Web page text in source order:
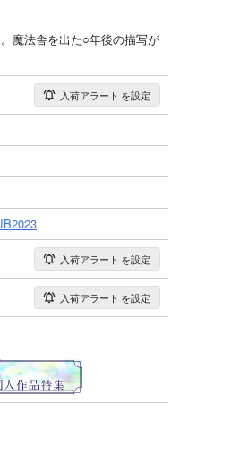
魔法舎を出た○年後の描写が
入荷アラート を設定
入荷アラート を設定
入荷アラート を設定